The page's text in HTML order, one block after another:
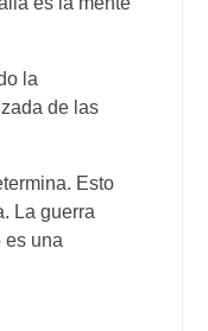
la
de las
Esto
La guerra
es una